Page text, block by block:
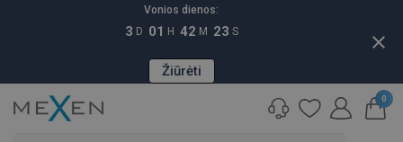
Vonios dienos:
3 D 01 H 42 M 22 S
Žiūrėti
close
0